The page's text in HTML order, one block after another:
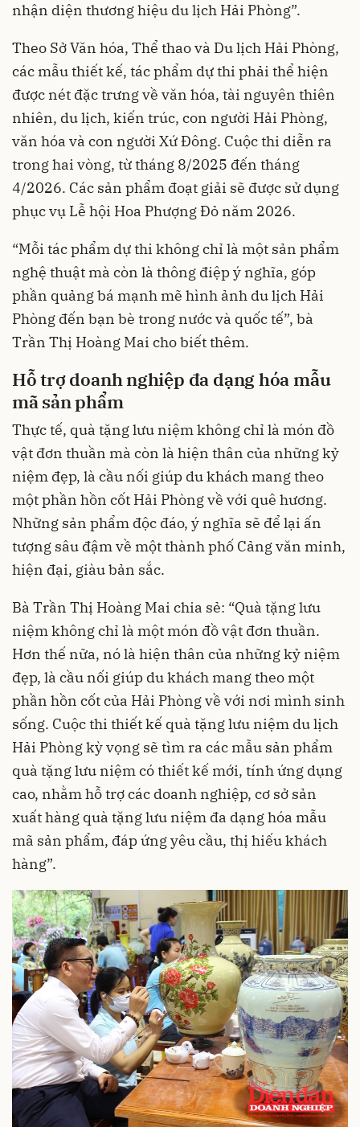
nhận diện thương hiệu du lịch Hải Phòng”.
Theo Sở Văn hóa, Thể thao và Du lịch Hải Phòng,
các mẫu thiết kế, tác phẩm dự thi phải thể hiện
được nét đặc trưng về văn hóa, tài nguyên thiên
nhiên, du lịch, kiến trúc, con người Hải Phòng,
văn hóa và con người Xứ Đông. Cuộc thi diễn ra
trong hai vòng, từ tháng 8/2025 đến tháng
4/2026. Các sản phẩm đoạt giải sẽ được sử dụng
phục vụ Lễ hội Hoa Phượng Đỏ năm 2026.
“Mỗi tác phẩm dự thi không chỉ là một sản phẩm
nghệ thuật mà còn là thông điệp ý nghĩa, góp
phần quảng bá mạnh mẽ hình ảnh du lịch Hải
Phòng đến bạn bè trong nước và quốc tế”, bà
Trần Thị Hoàng Mai cho biết thêm.
Hỗ trợ doanh nghiệp đa dạng hóa mẫu
mã sản phẩm
Thực tế, quà tặng lưu niệm không chỉ là món đồ
vật đơn thuần mà còn là hiện thân của những kỷ
niệm đẹp, là cầu nối giúp du khách mang theo
một phần hồn cốt Hải Phòng về với quê hương.
Những sản phẩm độc đáo, ý nghĩa sẽ để lại ấn
tượng sâu đậm về một thành phố Cảng văn minh,
hiện đại, giàu bản sắc.
Bà Trần Thị Hoàng Mai chia sẻ: “Quà tặng lưu
niệm không chỉ là một món đồ vật đơn thuần.
Hơn thế nữa, nó là hiện thân của những kỷ niệm
đẹp, là cầu nối giúp du khách mang theo một
phần hồn cốt của Hải Phòng về với nơi mình sinh
sống. Cuộc thi thiết kế quà tặng lưu niệm du lịch
Hải Phòng kỳ vọng sẽ tìm ra các mẫu sản phẩm
quà tặng lưu niệm có thiết kế mới, tính ứng dụng
cao, nhằm hỗ trợ các doanh nghiệp, cơ sở sản
xuất hàng quà tặng lưu niệm đa dạng hóa mẫu
mã sản phẩm, đáp ứng yêu cầu, thị hiếu khách
hàng”.